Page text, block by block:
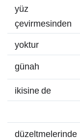
yüz
çevirmesinden
yoktur
günah
ikisine de
düzeltmelerinde